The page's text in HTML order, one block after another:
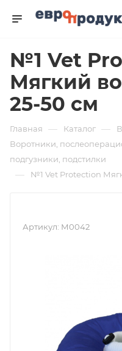
№1 Vet
Мягкий
25-50 см
Главная — Каталог —
Воротники,
подгузники, подстилки
— №1 Vet Protection
Артикул: М0042